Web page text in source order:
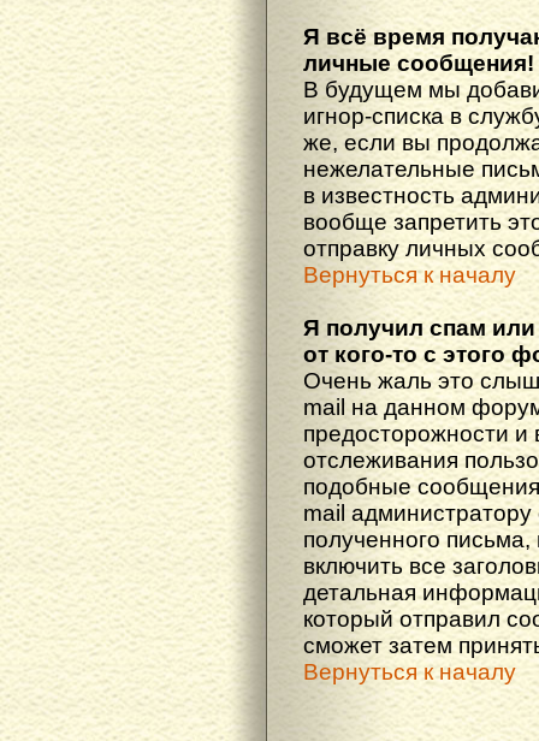
Я всё время
личные сообщения!
В будущем мы
игнор-списка в
же, если вы
нежелательные
в известность
вообще запретить
отправку личных
Вернуться к началу
Я получил спам
от кого-то с этого
Очень жаль это
mail на данном
предосторожности и
отслеживания
подобные
mail
полученного
включить все
детальная
который отправил
сможет затем
Вернуться к началу